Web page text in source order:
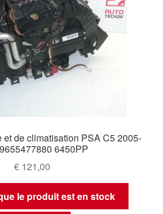
et de climatisation PSA C5 2005-
6450PP
€ 121,00
le produit est en stock